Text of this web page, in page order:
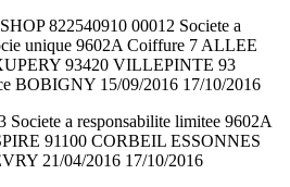
822540910 00012 Societe a
unique 9602A Coiffure 7 ALLEE
93420 VILLEPINTE 93
BOBIGNY 15/09/2016 17/10/2016
Societe a responsabilite limitee 9602A
91100 CORBEIL ESSONNES
21/04/2016 17/10/2016